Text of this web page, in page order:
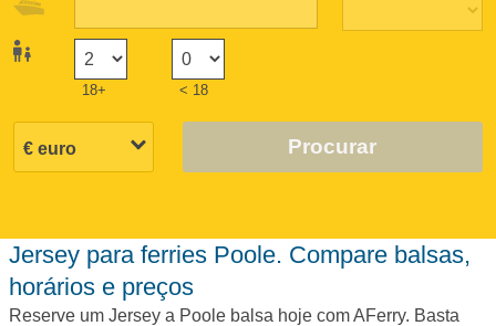
18+ < 18
Procurar
Jersey para ferries Poole. Compare balsas,
horários e preços
Reserve um Jersey a Poole balsa hoje com AFerry. Basta